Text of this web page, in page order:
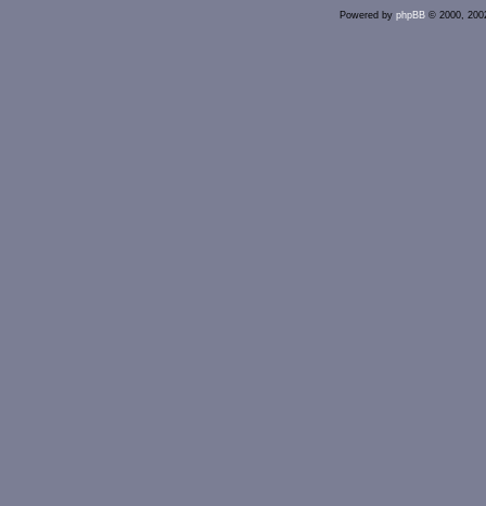
Powered by phpBB© 2000,